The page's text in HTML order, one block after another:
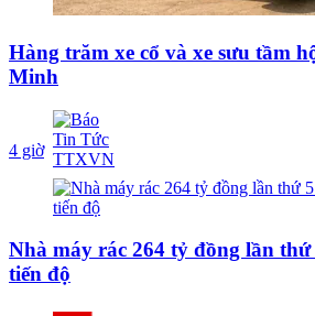
Hàng trăm xe cổ và xe sưu tầm
Minh
4 giờ
Nhà máy rác 264 tỷ đồng lần
tiến độ